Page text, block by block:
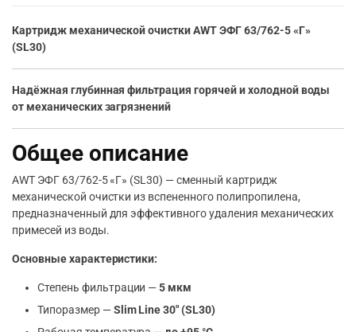
Картридж механической очистки AWT ЭФГ 63/762-5 «Г»
(SL30)
Надёжная глубинная фильтрация горячей и холодной воды
от механических загрязнений
Общее описание
AWT ЭФГ 63/762-5 «Г» (SL30) — сменный картридж
механической очистки из вспененного полипропилена,
предназначенный для эффективного удаления механических
примесей из воды.
Основные характеристики:
Степень фильтрации —5 мкм
Типоразмер —Slim Line 30″ (SL30)